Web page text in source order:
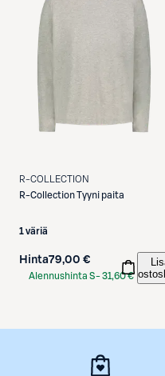
R-COLLECTION
R-CollectionTyyni paita
1 väriä
Hinta79,00 €
Alennushinta S-31,60 €